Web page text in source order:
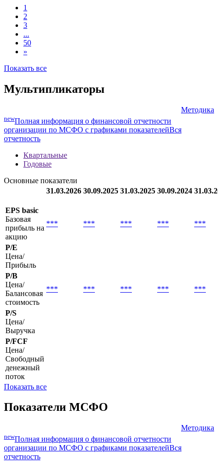
1
2
3
...
50
»
Показать все
Мультипликаторы
Методика
newПолная информация о финансовой отчетности
организации по МСФО с графиками показателейВся
отчетность
Квартальные
Годовые
Основные показатели
31.03.2026 30.09.2025 31.03.2025 30.09.2024
EPS basic
Базовая
прибыль на
акцию
*** *** *** *** ***
P/E
Цена/
Прибыль
P/B
Цена/
Балансовая
стоимость
*** *** *** *** ***
P/S
Цена/
Выручка
P/FCF
Цена/
Свободный
денежный
поток
Показать все
Показатели МСФО
Методика
newПолная информация о финансовой отчетности
организации по МСФО с графиками показателейВся
отчетность